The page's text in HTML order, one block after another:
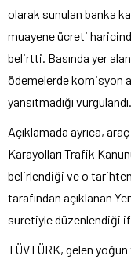
olarak sunulan banka
muayene ücreti
belirtti. Basında yer alan
ödemelerde komisyon
yansıtmadığı vurgulandı.
Açıklamada ayrıca,
Karayolları Trafik
belirlendiği ve o tarihten
tarafından açıklanan
suretiyle düzenlendiği
TÜVTÜRK, gelen